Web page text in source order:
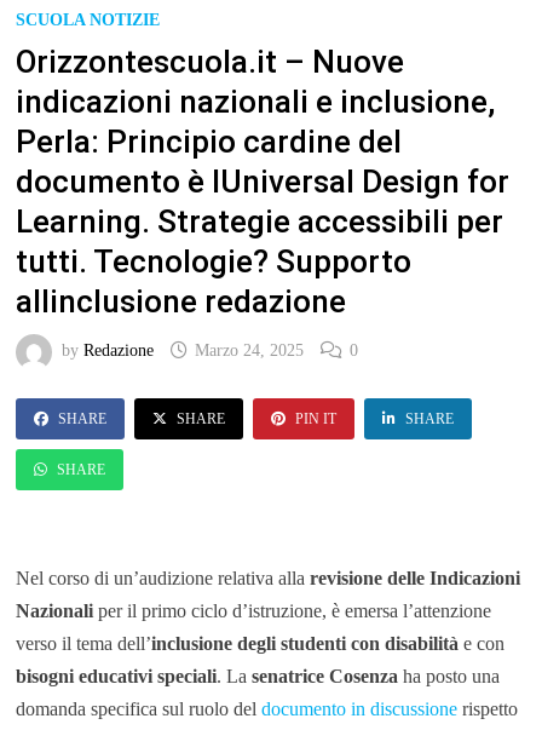
SCUOLA NOTIZIE
Orizzontescuola.it – Nuove
indicazioni nazionali e inclusione,
Perla: Principio cardine del
documento è lUniversal Design for
Learning. Strategie accessibili per
tutti. Tecnologie? Supporto
allinclusione redazione
by Redazione Marzo 24, 2025 0
SHARE SHARE PIN IT SHARE
SHARE
Nel corso di un’audizione relativa alla revisione delle Indicazioni
Nazionaliper il primo ciclo d’istruzione, è emersa l’attenzione
verso il tema dell’inclusione degli studenti con disabilità e con
bisogni educativi speciali. La senatrice Cosenza ha posto una
domanda specifica sul ruolo del documento in discussionerispetto